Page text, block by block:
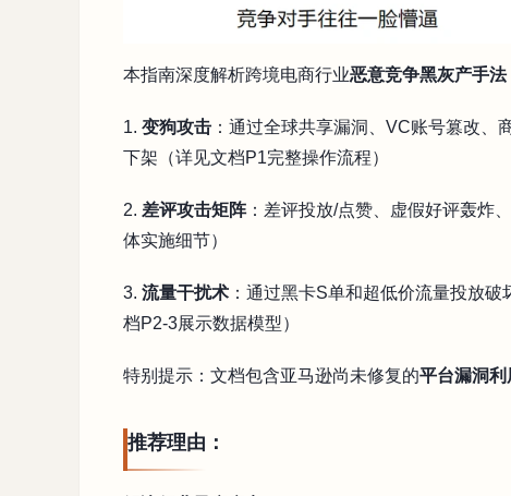
本指南深度解析跨境电商行业恶意竞争黑灰产手法
1. 变狗攻击 ：通过全球共享漏洞、VC账号篡改、
下架（详见文档P1完整操作流程）
2. 差评攻击矩阵：差评投放/点赞、虚假好评轰炸
体实施细节）
3. 流量干扰术 ：通过黑卡S单和超低价流量投放
档P2-3展示数据模型）
特别提示：文档包含亚马逊尚未修复的平台漏洞利
推荐理由：